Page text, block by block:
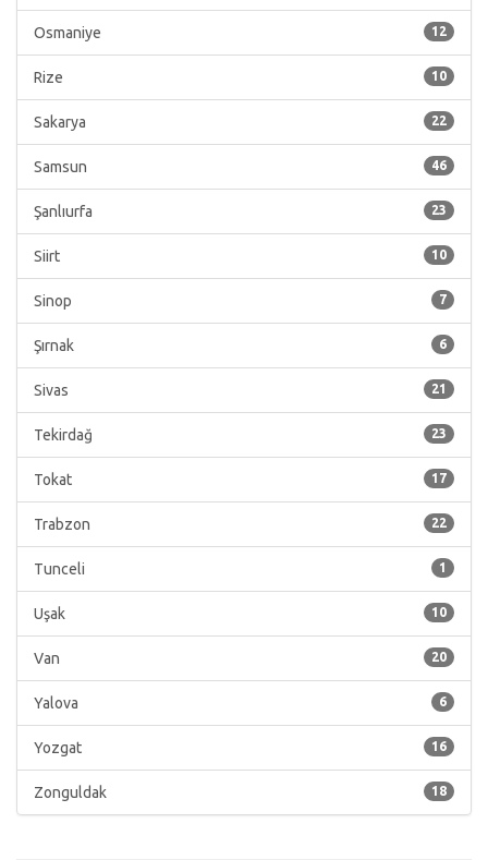
12
Osmaniye
10
Rize
22
Sakarya
46
Samsun
23
Şanlıurfa
10
Siirt
7
Sinop
6
Şırnak
21
Sivas
23
Tekirdağ
17
Tokat
22
Trabzon
1
Tunceli
10
Uşak
20
Van
6
Yalova
16
Yozgat
18
Zonguldak